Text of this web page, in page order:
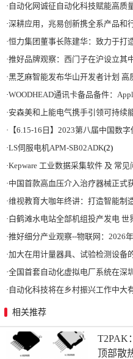
· 自动化网诚征自动化科技赋能高质
·深耕应用，兆易创新携全系产品和
·恒力集团董事长陈建华：致力于打造全球行业标杆，为国家的经
·推好品牌观察：西门子在沪设立其
·黑芝麻智能发布华山开发者计划 高
·WOODHEAD通讯卡备品备件：Applicom
·安森美和上能电气携手引领可持续能源应用的发展 两家公司合
· 【6.15-16日】2023第八届中国数
·LS伺服电机APM-SB02ADK(2)
·Kepware 工业数据采集软件 及 常见
·中国首款高血压介入治疗器械正式
·维视教育大咖年终讲：打造智能制
·白鹤滩水电站全部机组投产发电 世界最大清洁能源走廊全面建成|将
·推好细分产业观察--物联网：2026年中国物联网市场规模接
·加大在用计量器具、试验检测设备的自动化、数字化改造力度|
·全国首套自动化虚拟电厂系统在深圳试运
· 自动化科技将在乡村振兴工作中大有作为|《关于
相关推荐
T2PAK
顶部散